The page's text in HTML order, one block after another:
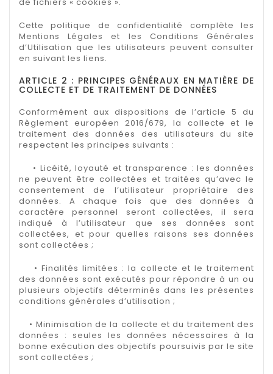
Cette politique de confidentialité complète les
Mentions Légales et les Conditions Générales
d’Utilisation que les utilisateurs peuvent consulter
en suivant les liens.
ARTICLE 2 : PRINCIPES GÉNÉRAUX EN MATIÈRE DE
COLLECTE ET DE TRAITEMENT DE DONNÉES
Conformément aux dispositions de l’article 5 du
Règlement européen 2016/679, la collecte et le
traitement des données des utilisateurs du site
respectent les principes suivants :
• Licéité, loyauté et transparence : les données
ne peuvent être collectées et traitées qu’avec le
consentement de l’utilisateur propriétaire des
données. A chaque fois que des données à
caractère personnel seront collectées, il sera
indiqué à l’utilisateur que ses données sont
collectées, et pour quelles raisons ses données
sont collectées ;
• Finalités limitées : la collecte et le traitement
des données sont exécutés pour répondre à un ou
plusieurs objectifs déterminés dans les présentes
conditions générales d’utilisation ;
• Minimisation de la collecte et du traitement des
données : seules les données nécessaires à la
bonne exécution des objectifs poursuivis par le site
sont collectées ;